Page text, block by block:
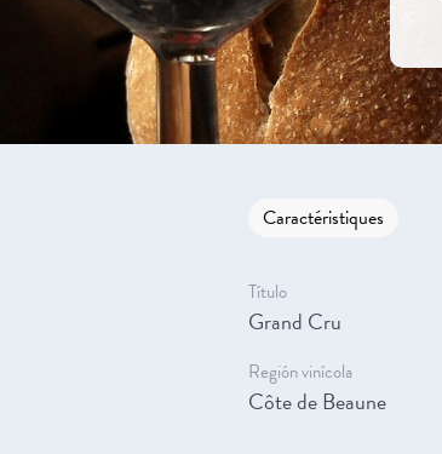
Caractéristiques
Título
Grand Cru
Región vinícola
Côte de Beaune